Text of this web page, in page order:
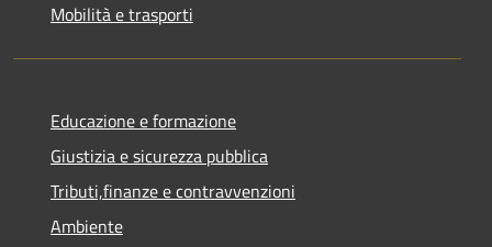
Mobilità e trasporti
Educazione e formazione
Giustizia e sicurezza pubblica
Tributi,finanze e contravvenzioni
Ambiente